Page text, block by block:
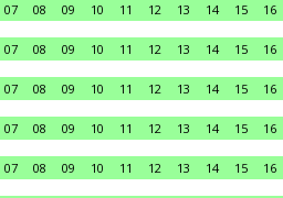
07 08 09 10 11 12 13 14 15 16
07 08 09 10 11 12 13 14 15 16
07 08 09 10 11 12 13 14 15 16
07 08 09 10 11 12 13 14 15 16
07 08 09 10 11 12 13 14 15 16